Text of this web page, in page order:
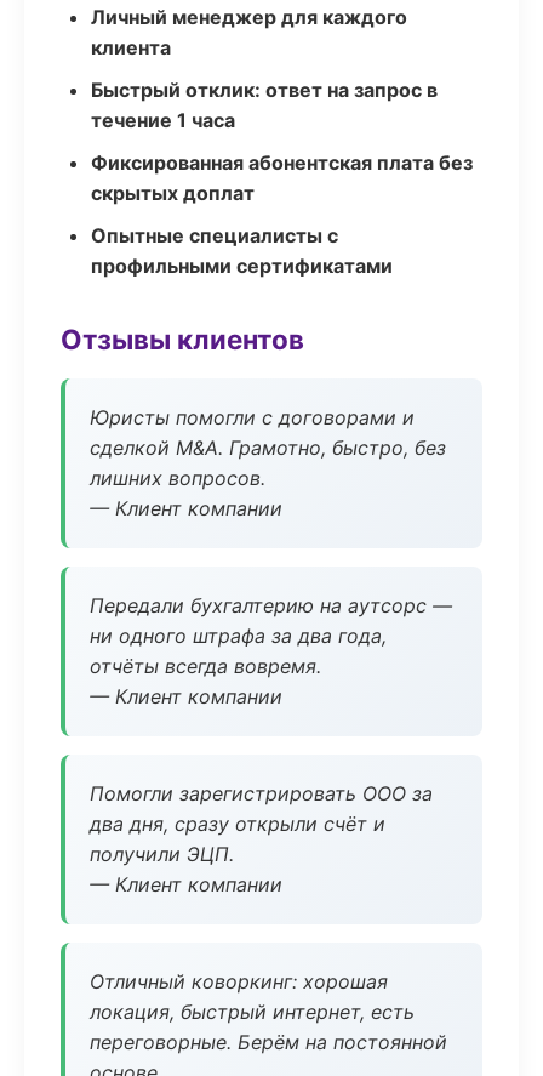
Личный менеджер для каждого
клиента
Быстрый отклик: ответ на запрос в
течение 1 часа
Фиксированная абонентская плата без
скрытых доплат
Опытные специалисты с
профильными сертификатами
Отзывы клиентов
Юристы помогли с договорами и
сделкой M&A. Грамотно, быстро, без
лишних вопросов.
— Клиент компании
Передали бухгалтерию на аутсорс —
ни одного штрафа за два года,
отчёты всегда вовремя.
— Клиент компании
Помогли зарегистрировать ООО за
два дня, сразу открыли счёт и
получили ЭЦП.
— Клиент компании
Отличный коворкинг: хорошая
локация, быстрый интернет, есть
переговорные. Берём на постоянной